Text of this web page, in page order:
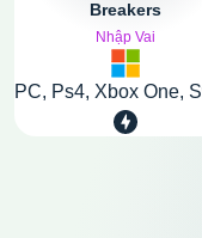
Breakers
Nhập Vai